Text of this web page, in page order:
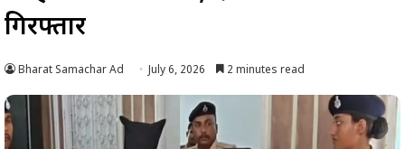
गिरफ्तार
Bharat Samachar Ad July 6, 2026 2 minutes read